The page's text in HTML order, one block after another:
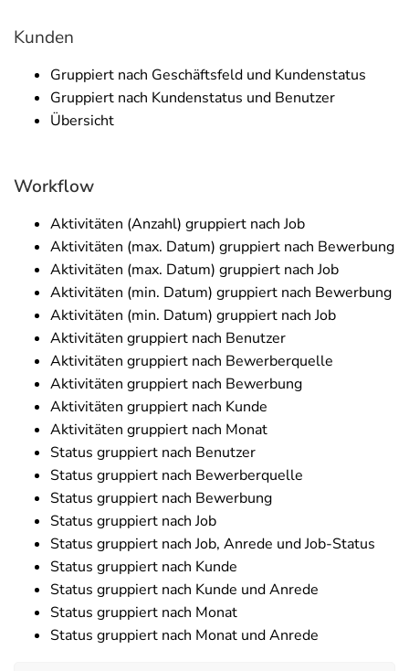
Kunden
Gruppiert nach Geschäftsfeld und Kundenstatus
Gruppiert nach Kundenstatus und Benutzer
Übersicht
Workflow
Aktivitäten (Anzahl) gruppiert nach Job
Aktivitäten (max. Datum) gruppiert nach Bewerbung
Aktivitäten (max. Datum) gruppiert nach Job
Aktivitäten (min. Datum) gruppiert nach Bewerbung
Aktivitäten (min. Datum) gruppiert nach Job
Aktivitäten gruppiert nach Benutzer
Aktivitäten gruppiert nach Bewerberquelle
Aktivitäten gruppiert nach Bewerbung
Aktivitäten gruppiert nach Kunde
Aktivitäten gruppiert nach Monat
Status gruppiert nach Benutzer
Status gruppiert nach Bewerberquelle
Status gruppiert nach Bewerbung
Status gruppiert nach Job
Status gruppiert nach Job, Anrede und Job-Status
Status gruppiert nach Kunde
Status gruppiert nach Kunde und Anrede
Status gruppiert nach Monat
Status gruppiert nach Monat und Anrede